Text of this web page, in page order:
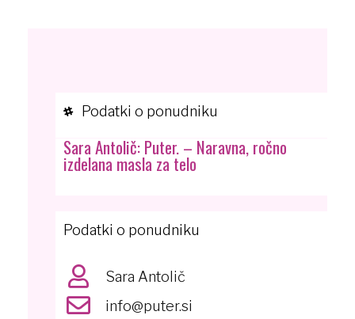
Podatki o ponudniku
Sara Antolič: Puter. – Naravna, ročno
izdelana masla za telo
Podatki o ponudniku
Sara Antolič
info@puter.si